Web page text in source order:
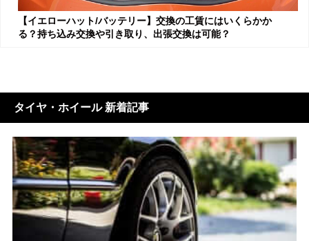
【イエローハット/バッテリー】交換の工賃にはいくらかか
る？持ち込み交換や引き取り、出張交換は可能？
タイヤ・ホイール 新着記事